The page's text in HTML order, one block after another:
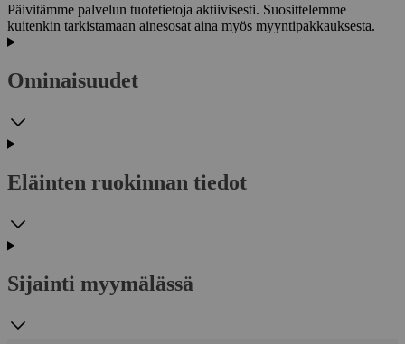
Päivitämme palvelun tuotetietoja aktiivisesti. Suosittelemme
kuitenkin tarkistamaan ainesosat aina myös myyntipakkauksesta.
Ominaisuudet
Eläinten ruokinnan tiedot
Sijainti myymälässä